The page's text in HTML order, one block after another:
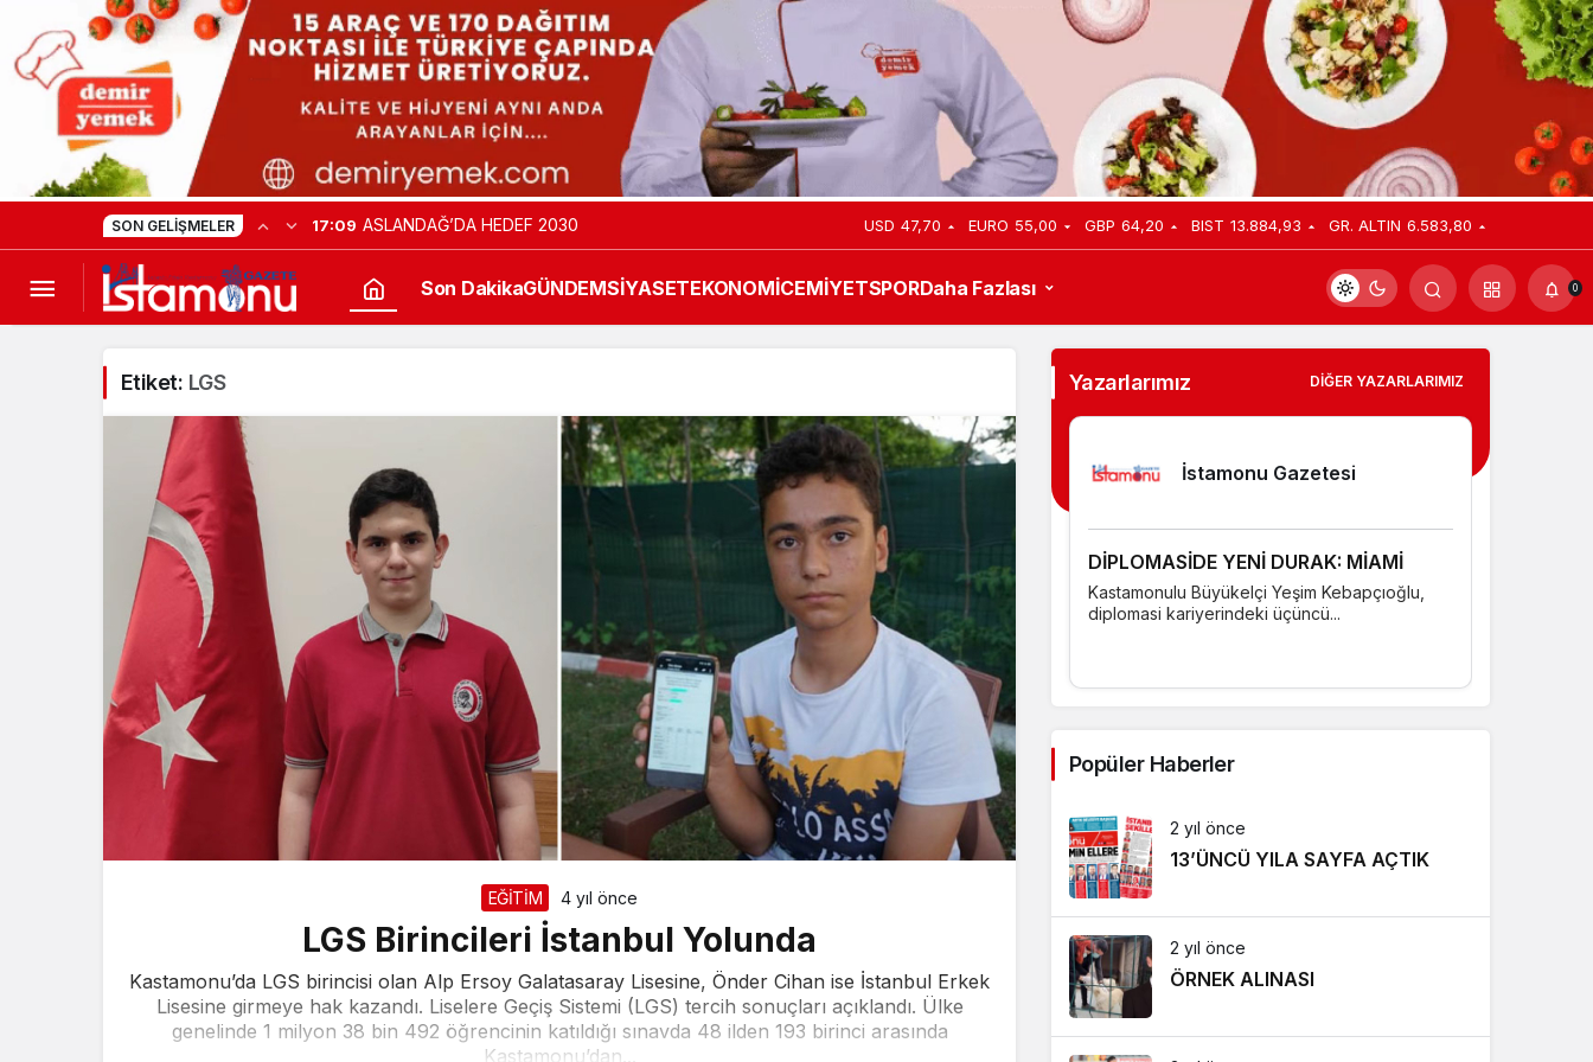
SON GELIŞMELER 17:09 ASLANDAĞ’DA HEDEF 2030 USD 47,70 EURO 55,00 GBP 64,20 BIST 13.884,93 GR. ALTIN 6.583,80
Son DakikaGÜNDEMSİYASETEKONOMİCEMİYETSPORDaha Fazlası 0
Etiket: LGS
EĞİTİM 4 yıl önce
LGS Birincileri İstanbul Yolunda
Kastamonu’da LGS birincisi olan Alp Ersoy Galatasaray Lisesine, Önder Cihan ise İstanbul Erkek
Lisesine girmeye hak kazandı. Liselere Geçiş Sistemi (LGS) tercih sonuçları açıklandı. Ülke
genelinde 1 milyon 38 bin 492 öğrencinin katıldığı sınavda 48 ilden 193 birinci arasında
Kastamonu’dan...
Yazarlarımız DIĞER YAZARLARIMIZ
İstamonu Gazetesi
DİPLOMASİDE YENİ DURAK: MİAMİ
Kastamonulu Büyükelçi Yeşim Kebapçıoğlu,
diplomasi kariyerindeki üçüncü...
Popüler Haberler
2 yıl önce
13’ÜNCÜ YILA SAYFA AÇTIK
2 yıl önce
ÖRNEK ALINASI